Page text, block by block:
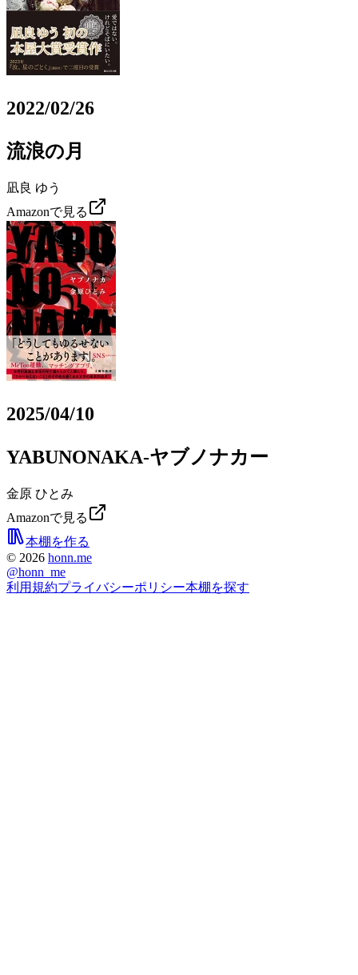
2022/02/26
流浪の月
凪良 ゆう
Amazonで見る
2025/04/10
YABUNONAKA-ヤブノナカー
金原 ひとみ
Amazonで見る
本棚を作る
© 2026 honn.me
@honn_me
利用規約プライバシーポリシー本棚を探す